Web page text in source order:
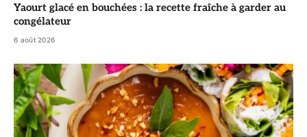
Yaourt glacé en bouchées : la recette fraîche à garder au
congélateur
6 août 2026